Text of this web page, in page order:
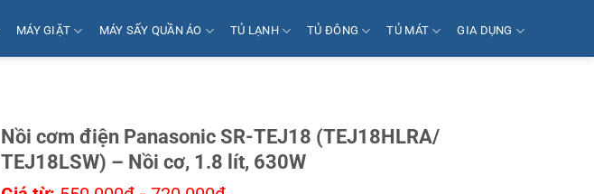
MÁY GIẶT MÁY SẤY QUẦN ÁO TỦ LẠNH TỦ ĐÔNG TỦ MÁT GIA DỤNG
Nồi cơm điện Panasonic SR-TEJ18 (TEJ18HLRA/
TEJ18LSW) – Nồi cơ, 1.8 lít, 630W